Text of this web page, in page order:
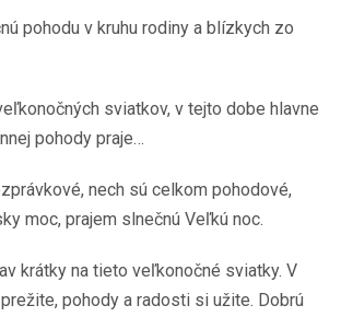
pohodu v kruhu rodiny a blízkych zo
sviatkov, v tejto dobe hlavne
pohody praje…
nech sú celkom pohodové,
moc, prajem slnečnú Veľkú noc.
krátky na tieto veľkonočné sviatky. V
pohody a radosti si užite. Dobrú